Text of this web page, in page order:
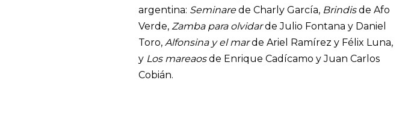
argentina: Seminarede Charly García, Brindisde Afo
Verde, Zamba para olvidarde Julio Fontana y Daniel
Toro, Alfonsina y el marde Ariel Ramírez y Félix Luna,
y Los mareaosde Enrique Cadícamo y Juan Carlos
Cobián.